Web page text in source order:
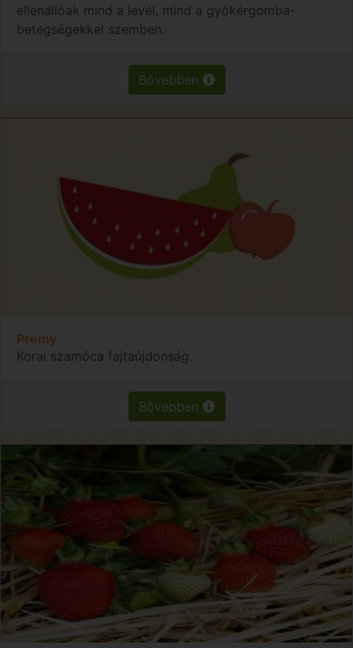
ellenállóak mind a levél, mind a gyökérgomba-
betegségekkel szemben.
Bővebben
Premy
Korai szamóca fajtaújdonság.
Bővebben